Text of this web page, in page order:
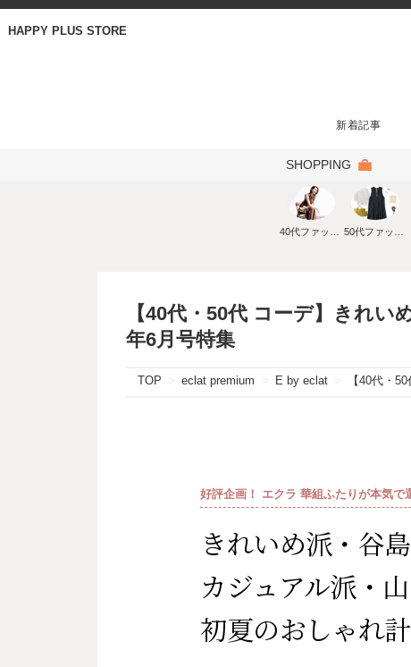
HAPPY PLUS STORE
新着記事
SHOPPING
【40代・50代 コーデ】きれ
年6月号特集
TOP eclat premium E by eclat 【40代・
好評企画！ エクラ 華組ふたりが本気で
きれいめ派・谷
カジュアル派・
初夏のおしゃれ計